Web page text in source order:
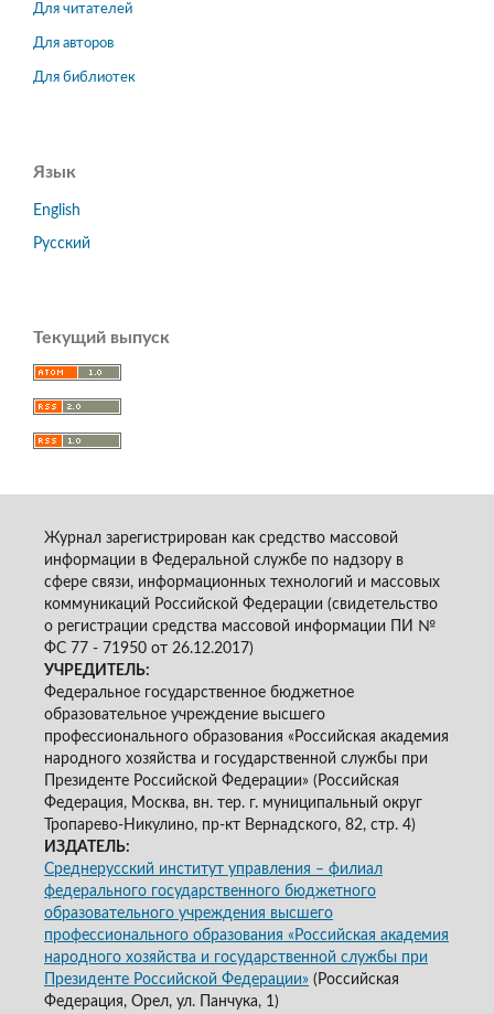
Для читателей
Для авторов
Для библиотек
Язык
English
Русский
Текущий выпуск
Журнал зарегистрирован как средство массовой
информации в Федеральной службе по надзору в
сфере связи, информационных технологий и массовых
коммуникаций Российской Федерации (свидетельство
о регистрации средства массовой информации ПИ №
ФС 77 - 71950 от 26.12.2017)
УЧРЕДИТЕЛЬ:
Федеральное государственное бюджетное
образовательное учреждение высшего
профессионального образования «Российская академия
народного хозяйства и государственной службы при
Президенте Российской Федерации» (Российская
Федерация, Москва, вн. тер. г. муниципальный округ
Тропарево-Никулино, пр-кт Вернадского, 82, стр. 4)
ИЗДАТЕЛЬ:
Среднерусский институт управления – филиал
федерального государственного бюджетного
образовательного учреждения высшего
профессионального образования «Российская академия
народного хозяйства и государственной службы при
Президенте Российской Федерации»(Российская
Федерация, Орел, ул. Панчука, 1)